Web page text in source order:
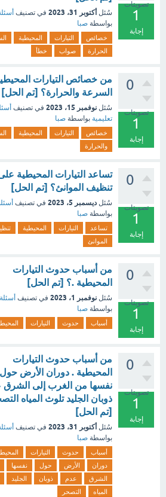
تصويتات
1
إجابة
سُئل أكتوبر 31، 2023 في تصنيف
بواسطة صبا
خصائص التيارات المحيطية
الحرارة
صواب خطأ
0
تصويتات
1
إجابة
من خصائص التيارات
السرعة والحرارة؟ [تم الحل]
سُئل نوفمبر 15، 2023 في تصنيف
تعليمية بواسطة صبا
خصائص التيارات المحيطية
والحرارة
0
تصويتات
1
إجابة
تساعد التيارات المحيطية
تنظيف الموانئ؟ [تم الحل]
سُئل ديسمبر 5، 2023 في تصنيف
بواسطة صبا
تساعد التيارات المحيطية
الموانئ
0
تصويتات
1
إجابة
من أسباب حدوث التيارات
المحيطية .؟ [تم الحل]
سُئل نوفمبر 1، 2023 في تصنيف
بواسطة صبا
أسباب حدوث التيارات
0
تصويتات
1
إجابة
من أسباب حدوث التيارات
المحيطية . دوران الأرض حول
نفسها من الغرب إلى الشرق
ذوبان الجليد تلوث المياه
[تم الحل]
سُئل أكتوبر 31، 2023 في تصنيف
بواسطة صبا
أسباب حدوث التيارات
دوران
الأرض حول نفسها
الشرق
عدم ذوبان الجليد
المياه
التصحر